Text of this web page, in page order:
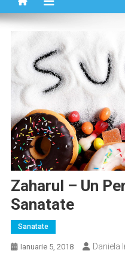
Zaharul – Un
Sanatate
Sanatate
Ianuarie 5, 2018 Daniela